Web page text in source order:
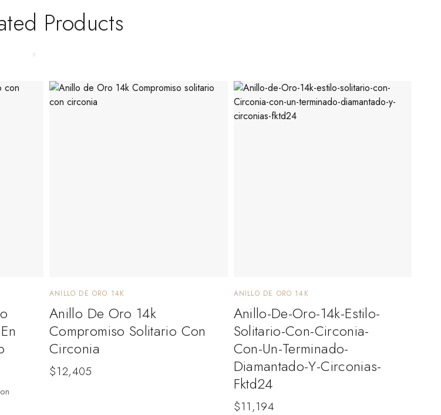
Products
ANILLO DE ORO 14K
Anillo De Oro 14k
Compromiso Solitario Con
Circonia
$12,405
ANILLO DE ORO 14K
Anillo-De-Oro-14k-Estilo-
Solitario-Con-Circonia-
Con-Un-Terminado-
Diamantado-Y-Circonias-
Fktd24
$11,194